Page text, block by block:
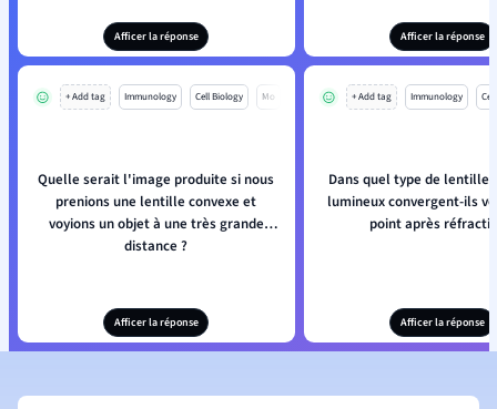
Afficer la réponse Afficer la réponse
+ Add tag Immunology Cell Biology Mo
Quelle serait l'image produite si nous
prenions une lentille convexe et
voyions un objet à une très grande
distance ?
Afficer la réponse
+ Add tag Immunology
Dans quel type de lentille
lumineux convergent-ils
point après
Afficer la réponse